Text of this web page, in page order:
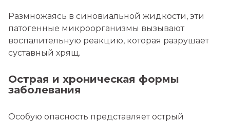
Размножаясь в синовиальной жидкости, эти
патогенные микроорганизмы вызывают
воспалительную реакцию, которая разрушает
суставный хрящ.
Острая и хроническая формы
заболевания
Особую опасность представляет острый